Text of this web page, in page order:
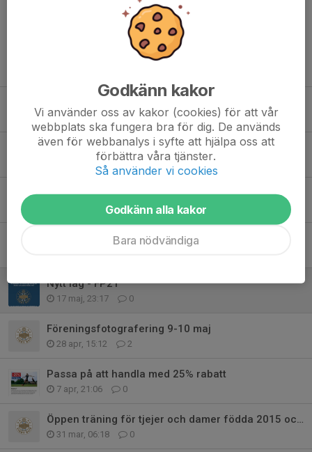
26 jul, 15:42 0
P18 bjuder in till öppen Coerver-träning
30 jun, 01:17 0
Vidareutbildning av föreningsdomare
0
Nytt lag - FP21
17 maj, 23:17 0
Föreningsfotografering 9-10 maj
28 apr, 15:12 2
Passa på att handla med 25% rabatt
7 apr, 21:06 0
Öppen träning för tjejer och damer födda 2015 och uppåt
31 mar, 06:18 0
Godkänn kakor
Vi använder oss av kakor (cookies) för att vår
webbplats ska fungera bra för dig. De används
även för webbanalys i syfte att hjälpa oss att
förbättra våra tjänster.
Så använder vi cookies
Godkänn alla kakor
Bara nödvändiga